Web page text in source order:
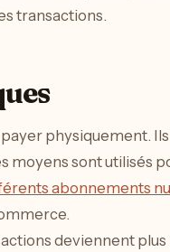
transactions.
physiquement.
moyens sont utilisés
abonnements
deviennent